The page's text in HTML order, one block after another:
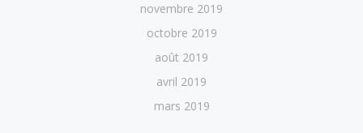
novembre 2019
octobre 2019
août 2019
avril 2019
mars 2019